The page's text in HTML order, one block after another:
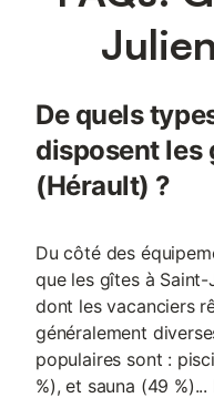
De quels
disposent les
(Hérault) ?
Du côté des
que les gîtes à
dont les vacanciers
généralement
populaires sont :
%), et sauna (49